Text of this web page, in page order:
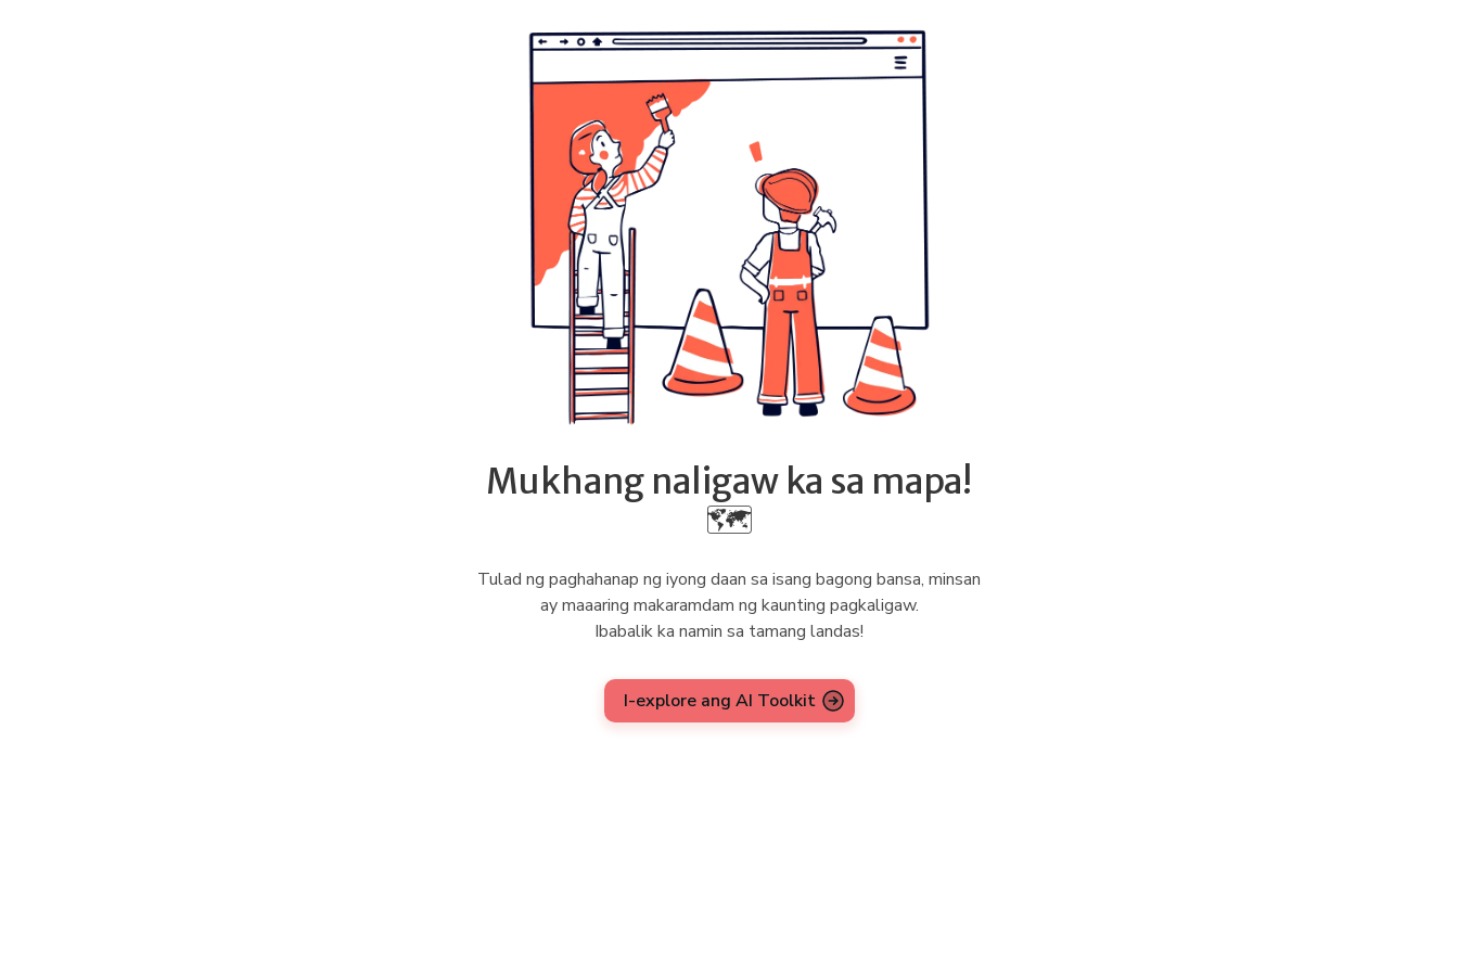
Mukhang naligaw ka sa mapa!
🗺️
Tulad ng paghahanap ng iyong daan sa isang bagong bansa, minsan
ay maaaring makaramdam ng kaunting pagkaligaw.
Ibabalik ka namin sa tamang landas!
I-explore ang AI Toolkit